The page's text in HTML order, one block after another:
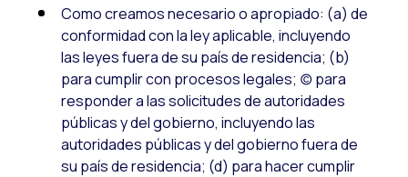
Como creamos necesario o apropiado: (a) de
conformidad con la ley aplicable, incluyendo
las leyes fuera de su país de residencia; (b)
para cumplir con procesos legales; (c) para
responder a las solicitudes de autoridades
públicas y del gobierno, incluyendo las
autoridades públicas y del gobierno fuera de
su país de residencia; (d) para hacer cumplir